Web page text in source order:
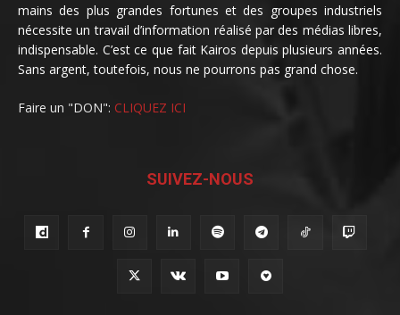
mains des plus grandes fortunes et des groupes industriels
nécessite un travail d’information réalisé par des médias libres,
indispensable. C’est ce que fait Kairos depuis plusieurs années.
Sans argent, toutefois, nous ne pourrons pas grand chose.
Faire un "DON": CLIQUEZ ICI
SUIVEZ-NOUS